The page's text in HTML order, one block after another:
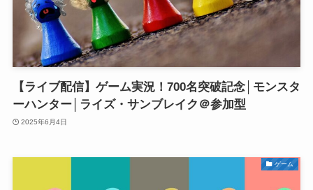
【ライブ配信】ゲーム実況！700名突破記念│モンスタ
ーハンター│ライズ・サンブレイク＠参加型
2025年6月4日
ゲーム